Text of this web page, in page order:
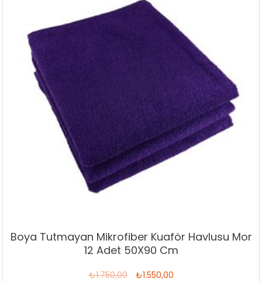
Boya Tutmayan Mikrofiber Kuaför Havlusu Mor
12 Adet 50X90 Cm
₺1.750,00
Orijinal
₺1.550,00Şu